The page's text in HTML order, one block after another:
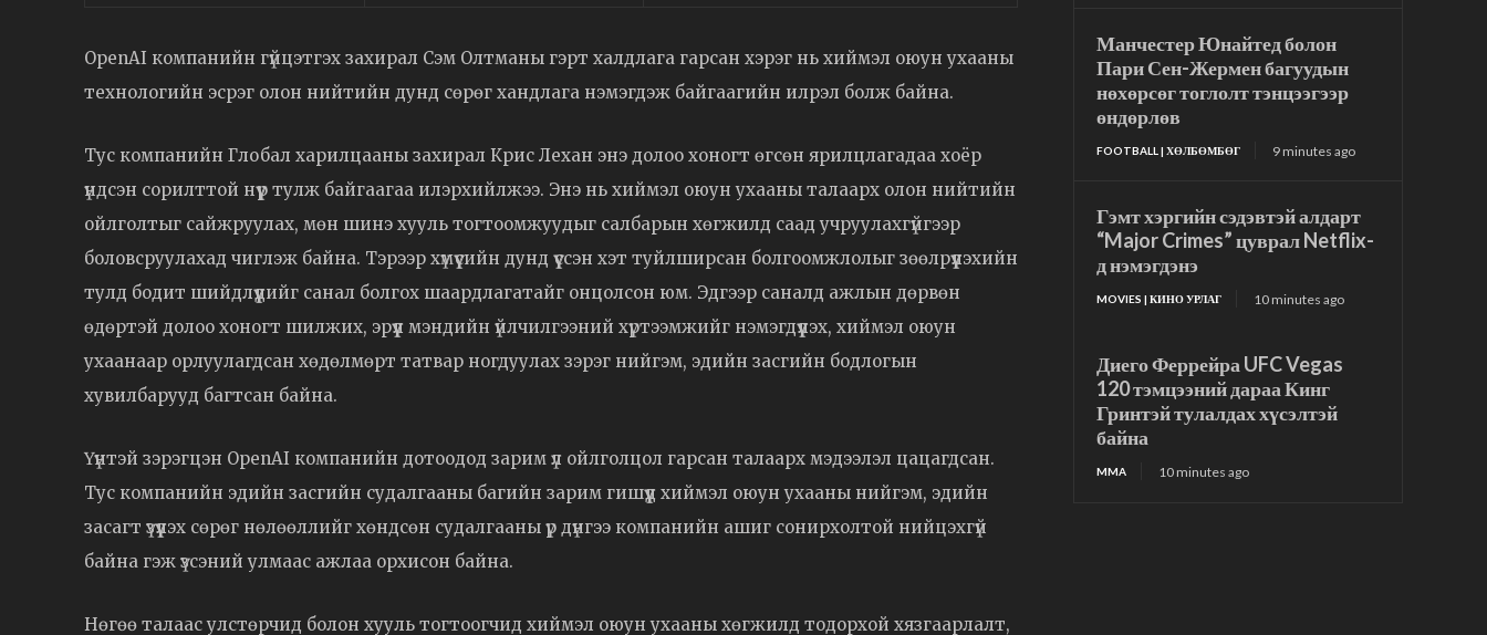
OpenAI компанийн гүйцэтгэх захирал Сэм Олтманы гэрт халдлага гарсан хэрэг нь хиймэл оюун ухааны
технологийн эсрэг олон нийтийн дунд сөрөг хандлага нэмэгдэж байгаагийн илрэл болж байна.
Тус компанийн Глобал харилцааны захирал Крис Лехан энэ долоо хоногт өгсөн ярилцлагадаа хоёр
үндсэн сорилттой нүүр тулж байгаагаа илэрхийлжээ. Энэ нь хиймэл оюун ухааны талаарх олон нийтийн
ойлголтыг сайжруулах, мөн шинэ хууль тогтоомжуудыг салбарын хөгжилд саад учруулахгүйгээр
боловсруулахад чиглэж байна. Тэрээр хүмүүсийн дунд үүссэн хэт туйлширсан болгоомжлолыг зөөлрүүлэхийн
тулд бодит шийдлүүдийг санал болгох шаардлагатайг онцолсон юм. Эдгээр саналд ажлын дөрвөн
өдөртэй долоо хоногт шилжих, эрүүл мэндийн үйлчилгээний хүртээмжийг нэмэгдүүлэх, хиймэл оюун
ухаанаар орлуулагдсан хөдөлмөрт татвар ногдуулах зэрэг нийгэм, эдийн засгийн бодлогын
хувилбарууд багтсан байна.
Үүнтэй зэрэгцэн OpenAI компанийн дотоодод зарим үл ойлголцол гарсан талаарх мэдээлэл цацагдсан.
Тус компанийн эдийн засгийн судалгааны багийн зарим гишүүд хиймэл оюун ухааны нийгэм, эдийн
засагт үзүүлэх сөрөг нөлөөллийг хөндсөн судалгааны үр дүнгээ компанийн ашиг сонирхолтой нийцэхгүй
байна гэж үзсэний улмаас ажлаа орхисон байна.
Нөгөө талаас улстөрчид болон хууль тогтоогчид хиймэл оюун ухааны хөгжилд тодорхой хязгаарлалт,
Манчестер Юнайтед болон
Пари Сен-Жермен багуудын
нөхөрсөг тоглолт тэнцээгээр
өндөрлөв
FOOTBALL | ХӨЛБӨМБӨГ 9 minutes ago
Гэмт хэргийн сэдэвтэй алдарт
“Major Crimes” цуврал Netflix-
д нэмэгдэнэ
MOVIES | КИНО УРЛАГ 10 minutes ago
Диего Феррейра UFC Vegas
120 тэмцээний дараа Кинг
Гринтэй тулалдах хүсэлтэй
байна
MMA 10 minutes ago